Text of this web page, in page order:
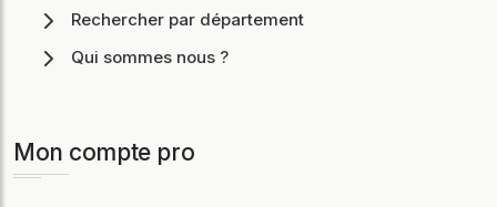
Rechercher par département
Qui sommes nous ?
Mon compte pro